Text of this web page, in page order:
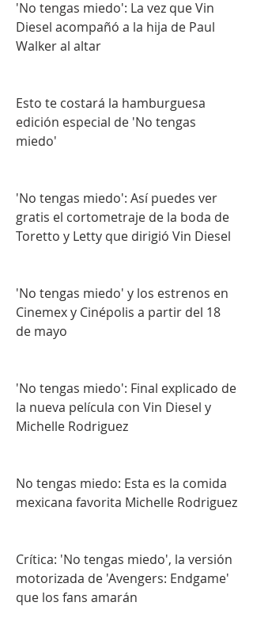
'No tengas miedo': La vez que Vin
Diesel acompañó a la hija de Paul
Walker al altar
Esto te costará la hamburguesa
edición especial de 'No tengas
miedo'
'No tengas miedo': Así puedes ver
gratis el cortometraje de la boda de
Toretto y Letty que dirigió Vin Diesel
'No tengas miedo' y los estrenos en
Cinemex y Cinépolis a partir del 18
de mayo
'No tengas miedo': Final explicado de
la nueva película con Vin Diesel y
Michelle Rodriguez
No tengas miedo: Esta es la comida
mexicana favorita Michelle Rodriguez
Crítica: 'No tengas miedo', la versión
motorizada de 'Avengers: Endgame'
que los fans amarán